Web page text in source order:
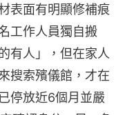
表面有明顯修補痕
工作人員獨自搬
有人」，但在家人
搜索殯儀館，才在
停放近6個月並嚴